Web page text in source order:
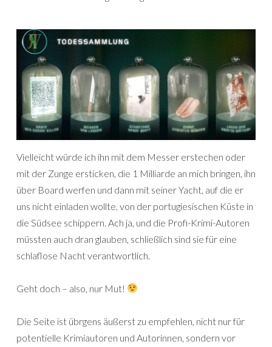
Vielleicht würde ich ihn mit dem Messer erstechen oder
mit der Zunge ersticken, die 1 Milliarde an mich bringen, ihn
über Board werfen und dann mit seiner Yacht, auf die er
uns nicht einladen wollte, von der portugiesischen Küste in
die Südsee schippern. Ach ja, und die Profi-Krimi-Autoren
müssten auch dran glauben, schließlich sind sie für eine
schlaflose Nacht verantwortlich.
Geht doch – also, nur Mut!
Die Seite ist übrgens äußerst zu empfehlen, nicht nur für
potentielle Krimiautoren und Autorinnen, sondern vor